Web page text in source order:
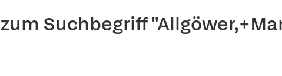
Suchbegriff